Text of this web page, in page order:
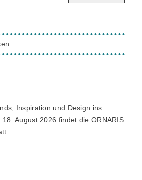
Inspiration und Design ins
18. August 2026 findet die ORNARIS